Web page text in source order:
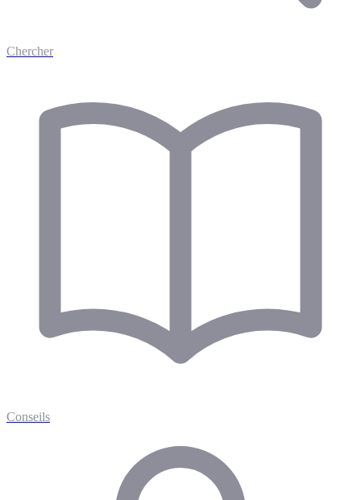
Chercher
Conseils